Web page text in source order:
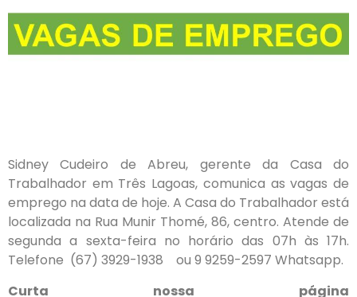
Sidney Cudeiro de Abreu, gerente da Casa do
Trabalhador em Três Lagoas, comunica as vagas de
emprego na data de hoje. A Casa do Trabalhador está
localizada na Rua Munir Thomé, 86, centro. Atende de
segunda a sexta-feira no horário das 07h às 17h.
Telefone (67) 3929-1938 ou 9 9259-2597 Whatsapp.
Curta nossa página